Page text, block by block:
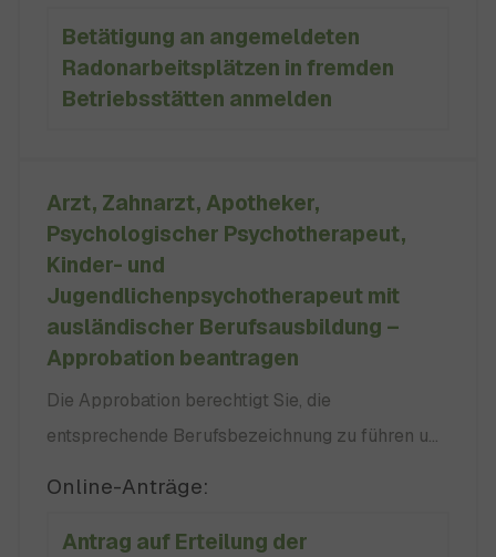
Person Ihre gemessenen Arbeitsplätze beim
zuständigen Regierungspräsidium an, wenn kein
Betätigung an angemeldeten
Radonarbeitsplätzen in fremden
Betriebsstätten anmelden
Arzt, Zahnarzt, Apotheker,
Psychologischer Psychotherapeut,
Kinder- und
Jugendlichenpsychotherapeut mit
ausländischer Berufsausbildung –
Approbation beantragen
Die Approbation berechtigt Sie, die
entsprechende Berufsbezeichnung zu führen und
fachlich eingeschränkte Berufserlaubnis
Online-Anträge:
Antrag auf Erteilung der